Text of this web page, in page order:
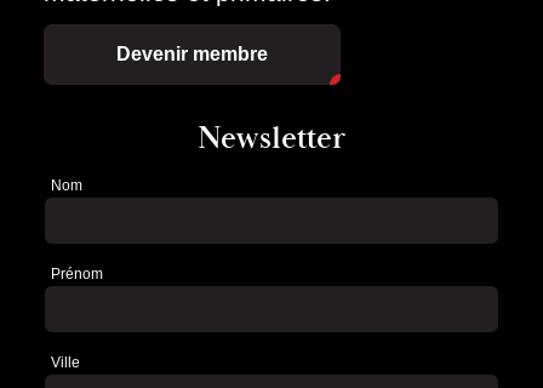
Devenir membre
Newsletter
Newsletter
Nom
Prénom
Ville